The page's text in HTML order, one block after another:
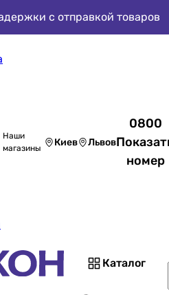
с отправкой товаров
Наши
магазины
Киев Львов
0800
номер
Каталог